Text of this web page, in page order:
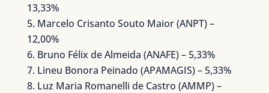
13,33%
Marcelo Crisanto Souto Maior (ANPT) –
12,00%
Bruno Félix de Almeida (ANAFE) – 5,33%
Lineu Bonora Peinado (APAMAGIS) – 5,33%
Luz Maria Romanelli de Castro (AMMP) –